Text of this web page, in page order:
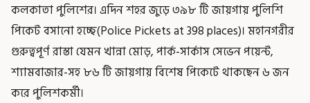
কলকাতা পুলিশের। এদিন শহর জুড়ে ৩৯৮ টি জায়গায় পুলিশি
পিকেট বসানো হচ্ছে(Police Pickets at 398 places)। মহানগরীর
গুরুত্বপূর্ণ রাস্তা যেমন খান্না মোড়, পার্ক-সার্কাস সেভেন পয়েন্ট,
শ‍্যামবাজার-সহ ৮৬ টি জায়গায় বিশেষ পিকেটে থাকছেন ৬ জন
করে পুলিশকর্মী।